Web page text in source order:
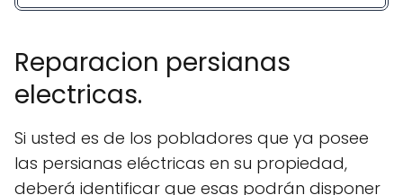
Reparacion persianas
electricas.
Si usted es de los pobladores que ya posee
las persianas eléctricas en su propiedad,
deberá identificar que esas podrán disponer